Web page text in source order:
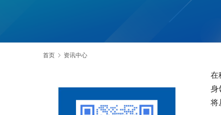
首页 资讯中心
在
身
将